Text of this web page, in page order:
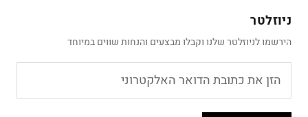
ניוזלטר
הירשמו לניוזלטר שלנו וקבלו מבצעים והנחות שווים במיוחד